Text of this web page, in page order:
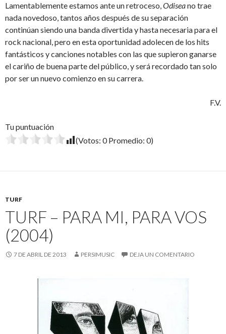
Lamentablemente estamos ante un retroceso,Odiseano trae
nada novedoso, tantos años después de su separación
continúan siendo una banda divertida y hasta necesaria para el
rock nacional, pero en esta oportunidad adolecen de los hits
fantásticos y canciones notables con las que supieron ganarse
el cariño de buena parte del público, y será recordado tan solo
por ser un nuevo comienzo en su carrera.
F.V.
Tu puntuación
(Votos: 0Promedio: 0)
TURF
TURF – PARA MI, PARA VOS
(2004)
7 DE ABRIL DE 2013 PERSIMUSIC DEJA UN COMENTARIO